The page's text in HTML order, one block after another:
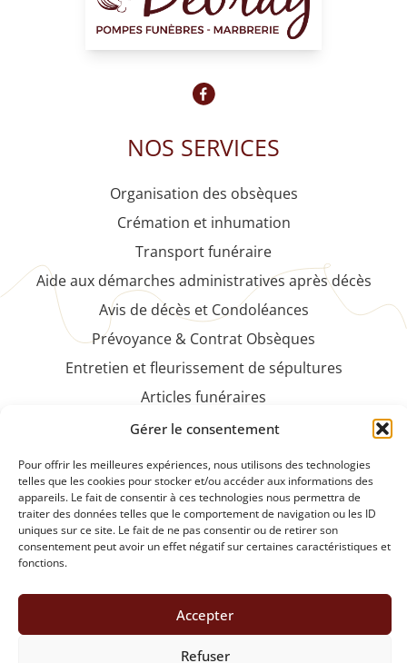
Gérer le consentement
Pour offrir les meilleures expériences, nous utilisons des technologies
telles que les cookies pour stocker et/ou accéder aux informations des
appareils. Le fait de consentir à ces technologies nous permettra de
traiter des données telles que le comportement de navigation ou les ID
uniques sur ce site. Le fait de ne pas consentir ou de retirer son
consentement peut avoir un effet négatif sur certaines caractéristiques et
fonctions.
Accepter
Refuser
NOS SERVICES
Organisation des obsèques
Crémation et inhumation
Transport funéraire
Aide aux démarches administratives après décès
Avis de décès et Condoléances
Prévoyance & Contrat Obsèques
Entretien et fleurissement de sépultures
Articles funéraires
Faire-part et cartes de remerciements
NOS PRODUITS
Plaques funéraires et articles de souvenirs
Fleurs et compositions florales naturelles ou
artificielles
DEMANDE DE DEVIS